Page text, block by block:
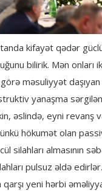
kifayət qədər
bilirik. Mən onları
məsuliyyət
yanaşma
əslində, eyni revanş
hökumət olan
silahları almasının
pulsuz əldə
yeni hərbi